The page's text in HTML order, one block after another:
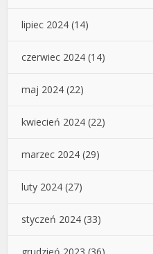
lipiec 2024 (14)
czerwiec 2024 (14)
maj 2024 (22)
kwiecień 2024 (22)
marzec 2024 (29)
luty 2024 (27)
styczeń 2024 (33)